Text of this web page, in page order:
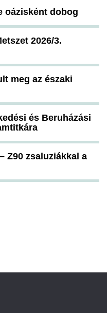
oázisként dobog
2026/3.
meg az északi
és Beruházási
Z90 zsaluziákkal a